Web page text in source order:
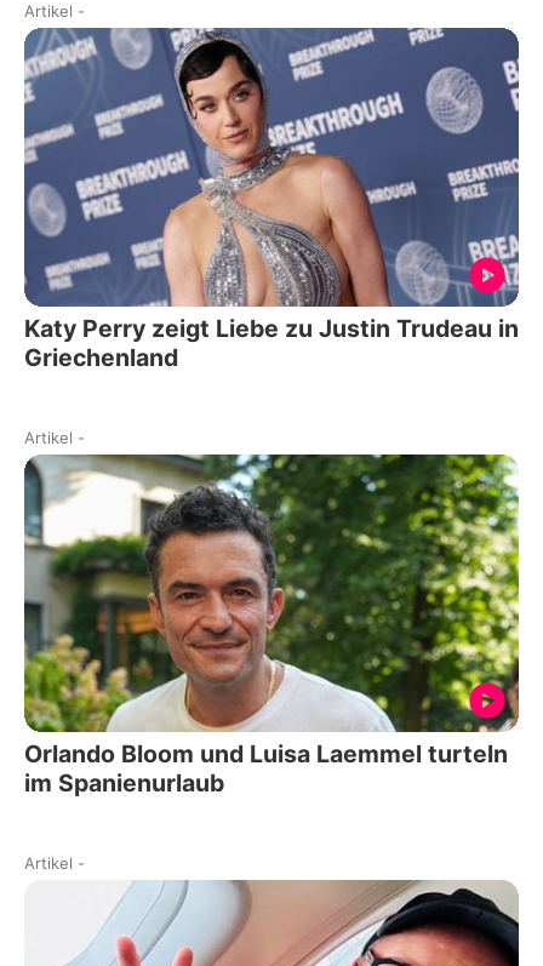
Artikel -
Katy Perry zeigt Liebe zu Justin Trudeau in
Griechenland
Artikel -
Orlando Bloom und Luisa Laemmel turteln
im Spanienurlaub
Artikel -